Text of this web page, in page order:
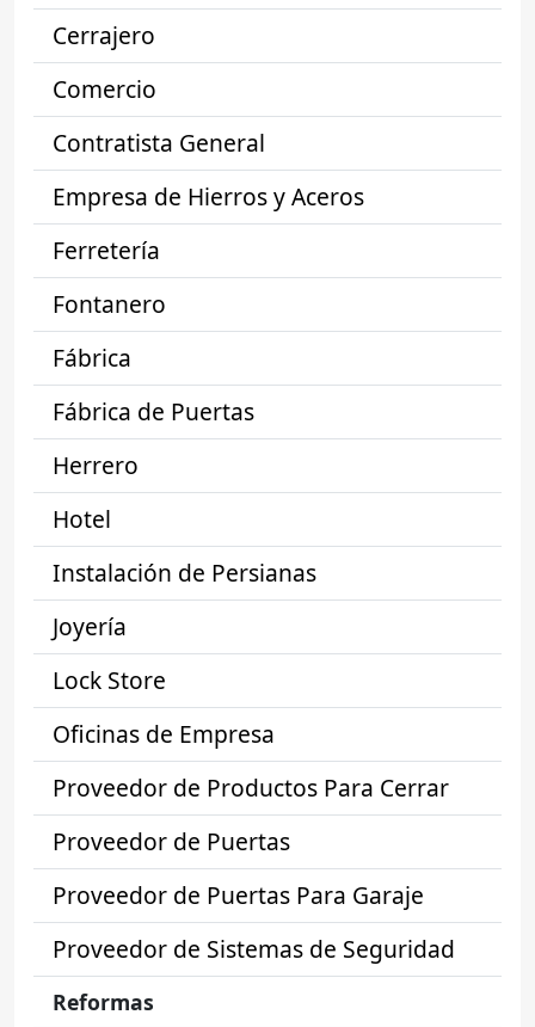
Cerrajero
Comercio
Contratista General
Empresa de Hierros y Aceros
Ferretería
Fontanero
Fábrica
Fábrica de Puertas
Herrero
Hotel
Instalación de Persianas
Joyería
Lock Store
Oficinas de Empresa
Proveedor de Productos Para Cerrar
Proveedor de Puertas
Proveedor de Puertas Para Garaje
Proveedor de Sistemas de Seguridad
Reformas